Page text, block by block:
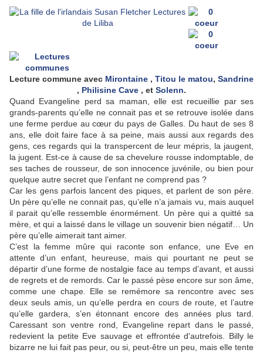
Lecture commune avec Mirontaine , Titou le matou, Sandrine
, Philisine Cave , et Solenn.
Quand Evangeline perd sa maman, elle est recueillie par ses
grands-parents qu’elle ne connait pas et se retrouve isolée dans
une ferme perdue au cœur du pays de Galles. Du haut de ses 8
ans, elle doit faire face à sa peine, mais aussi aux regards des
gens, ces regards qui la transpercent de leur mépris, la jaugent,
la jugent. Est-ce à cause de sa chevelure rousse indomptable, de
ses taches de rousseur, de son innocence juvénile, ou bien pour
quelque autre secret que l’enfant ne comprend pas ?
Car les gens parfois lancent des piques, et parlent de son père.
Un père qu’elle ne connait pas, qu’elle n’a jamais vu, mais auquel
il parait qu’elle ressemble énormément. Un père qui a quitté sa
mère, et qui a laissé dans le village un souvenir bien négatif… Un
père qu’elle aimerait tant aimer.
C’est la femme mûre qui raconte son enfance, une Eve en
attente d’un enfant, heureuse, mais qui pourtant ne peut se
départir d’une forme de nostalgie face au temps d’avant, et aussi
de regrets et de remords. Car le passé pèse encore sur son âme,
comme une chape. Elle se remémore sa rencontre avec ses
deux seuls amis, un qu’elle perdra en cours de route, et l’autre
qu’elle gardera, s’en étonnant encore des années plus tard.
Caressant son ventre rond, Evangeline repart dans le passé,
redevient la petite Eve sauvage et effrontée d'autrefois. Billy le
bizarre ne lui fait pas peur, ou si, peut-être un peu, mais elle tente